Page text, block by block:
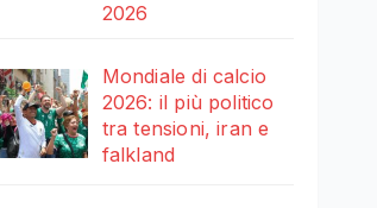
2026
Mondiale di calcio
2026: il più politico
tra tensioni, iran e
falkland